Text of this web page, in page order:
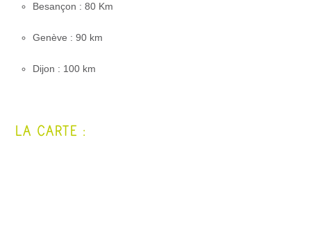
Besançon : 80 Km
Genève : 90 km
Dijon : 100 km
LA CARTE :